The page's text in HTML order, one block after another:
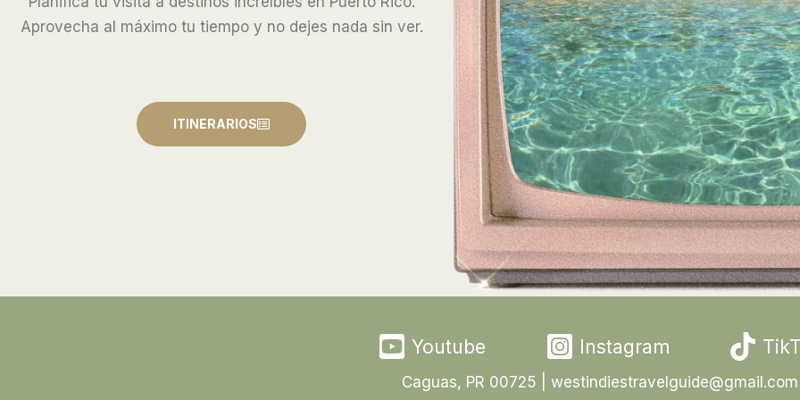
Aprovecha al máximo tu tiempo y no dejes nada sin ver.
ITINERARIOS
Youtube Instagram
Caguas, PR 00725 | westindiestravelguide@gmail.com